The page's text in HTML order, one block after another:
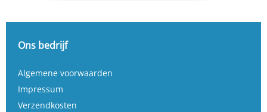
Ons bedrijf
Algemene voorwaarden
Impressum
Verzendkosten